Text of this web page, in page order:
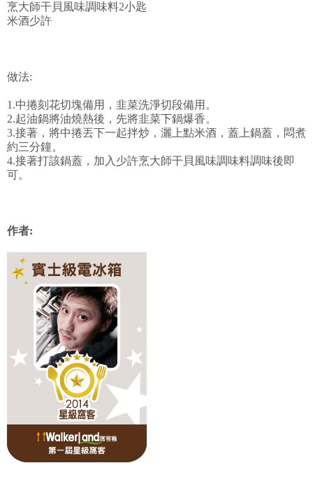
烹大師干貝風味調味料2小匙
米酒少許
做法:
1.中捲刻花切塊備用，韭菜洗淨切段備用。
2.起油鍋將油燒熱後，先將韭菜下鍋爆香。
3.接著，將中捲丟下一起拌炒，灑上點米酒，蓋上鍋蓋，悶煮
約三分鐘。
4.接著打該鍋蓋，加入少許烹大師干貝風味調味料調味後即
可。
作者: